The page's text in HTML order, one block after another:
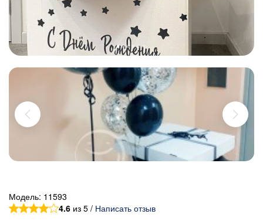
Модель: 11593
4.6 из 5 / Написать отзыв